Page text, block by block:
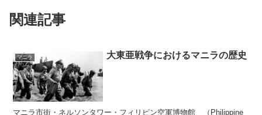
関連記事
マニラ 大東亜戦争におけるマニラの歴史
マニラ市街・ネルソンタワー・フィリピン空軍博物館 （Philippine